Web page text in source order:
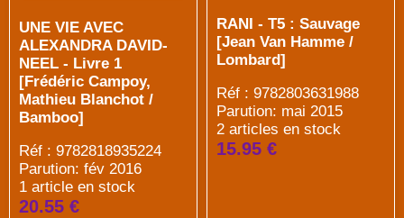
UNE VIE AVEC
ALEXANDRA DAVID-
NEEL - Livre 1
[Frédéric Campoy,
Mathieu Blanchot /
Bamboo]
Réf : 9782818935224
Parution: fév 2016
1 article en stock
20.55 €
RANI - T5 : Sauvage
[Jean Van Hamme /
Lombard]
Réf : 9782803631988
Parution: mai 2015
2 articles en stock
15.95 €